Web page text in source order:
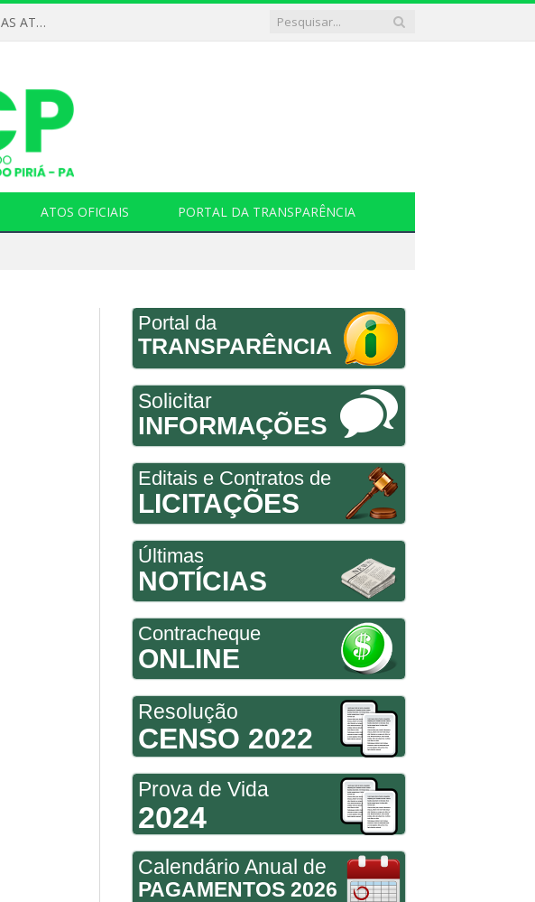
DECLARAMOS QUE NÃO HOUVERAM NOVAS LEIS APROVADAS ATÉ O MOMENTO PARA O INSTITUTO DE PREVIDÊNCIA NO ANO DE 2026
ATOS OFICIAIS PORTAL DA TRANSPARÊNCIA
Portal da
TRANSPARÊNCIA
Solicitar
INFORMAÇÕES
Editais e Contratos de
LICITAÇÕES
Últimas
NOTÍCIAS
Contracheque
ONLINE
Resolução
CENSO 2022
Prova de Vida
2024
Calendário Anual de
PAGAMENTOS 2026